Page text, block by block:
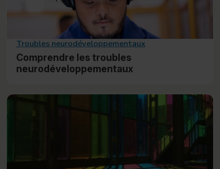
Troubles neurodéveloppementaux
Comprendre les troubles
neurodéveloppementaux